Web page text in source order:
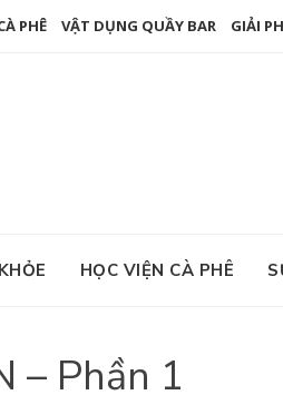
PHÊ VẬT DỤNG QUẦY BAR GIẢI
HỌC VIỆN CÀ PHÊ
– Phần 1